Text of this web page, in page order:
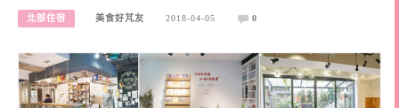
北部住宿 美食好芃友 2018-04-05 0